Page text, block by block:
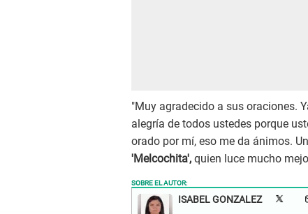
"Muy agradecido a sus oraciones.
alegría de todos ustedes porque
orado por mí, eso me da ánimos.
'Melcochita', quien luce mucho
SOBRE EL AUTOR:
ISABEL GONZALEZ